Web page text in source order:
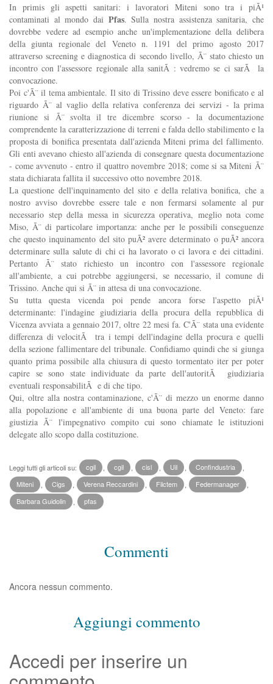
In primis gli aspetti sanitari: i lavoratori Miteni sono tra i piÃ¹
contaminati al mondo dai Pfas. Sulla nostra assistenza sanitaria, che
dovrebbe vedere ad esempio anche un'implementazione della delibera
della giunta regionale del Veneto n. 1191 del primo agosto 2017
attraverso screening e diagnostica di secondo livello, Ã¨ stato chiesto un
incontro con l'assessore regionale alla sanitÃ : vedremo se ci sarÃ la
convocazione.
Poi c'Ã¨ il tema ambientale. Il sito di Trissino deve essere bonificato e al
riguardo Ã¨ al vaglio della relativa conferenza dei servizi - la prima
riunione si Ã¨ svolta il tre dicembre scorso - la documentazione
comprendente la caratterizzazione di terreni e falda dello stabilimento e la
proposta di bonifica presentata dall'azienda Miteni prima del fallimento.
Gli enti avevano chiesto all'azienda di consegnare questa documentazione
- come avvenuto - entro il quattro novembre 2018; come si sa Miteni Ã¨
stata dichiarata fallita il successivo otto novembre 2018.
La questione dell'inquinamento del sito e della relativa bonifica, che a
nostro avviso dovrebbe essere tale e non fermarsi solamente al pur
necessario step della messa in sicurezza operativa, meglio nota come
Miso, Ã¨ di particolare importanza: anche per le possibili conseguenze
che questo inquinamento del sito puÃ² avere determinato o puÃ² ancora
determinare sulla salute di chi ci ha lavorato o ci lavora e dei cittadini.
Pertanto Ã¨ stato richiesto un incontro con l'assessore regionale
all'ambiente, a cui potrebbe aggiungersi, se necessario, il comune di
Trissino. Anche qui si Ã¨ in attesa di una convocazione.
Su tutta questa vicenda poi pende ancora forse l'aspetto piÃ¹
determinante: l'indagine giudiziaria della procura della repubblica di
Vicenza avviata a gennaio 2017, oltre 22 mesi fa. C'Ã¨ stata una evidente
differenza di velocitÃ tra i tempi dell'indagine della procura e quelli
della sezione fallimentare del tribunale. Confidiamo quindi che si giunga
quanto prima possibile alla chiusura di questo tormentato iter per poter
capire se sono state individuate da parte dell'autoritÃ giudiziaria
eventuali responsabilitÃ e di che tipo.
Qui, oltre alla nostra contaminazione, c'Ã¨ di mezzo un enorme danno
alla popolazione e all'ambiente di una buona parte del Veneto: fare
giustizia Ã¨ l'impegnativo compito cui sono chiamate le istituzioni
delegate allo scopo dalla costituzione.
Leggi tutti gli articoli su: cgil cgil cisl Uil Confindustria
Miteni
Cigs Verena Reccardini Filctem Federmanager
Barbara Guidolin
pfas
Commenti
Ancora nessun commento.
Aggiungi commento
Accedi per inserire un